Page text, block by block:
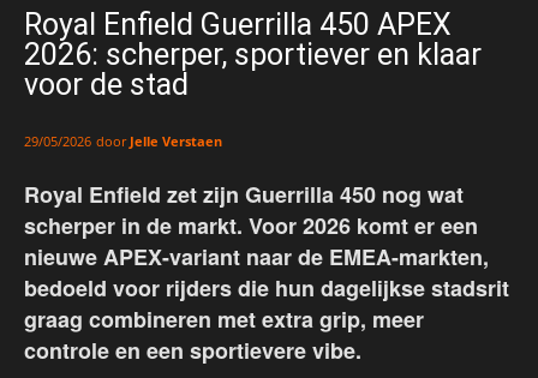
Royal Enfield Guerrilla 450 APEX
2026: scherper, sportiever en klaar
voor de stad
29/05/2026 door Jelle Verstaen
Royal Enfield zet zijn Guerrilla 450 nog wat
scherper in de markt. Voor 2026 komt er een
nieuwe APEX-variant naar de EMEA-markten,
bedoeld voor rijders die hun dagelijkse stadsrit
graag combineren met extra grip, meer
controle en een sportievere vibe.